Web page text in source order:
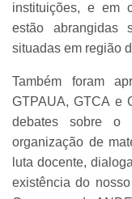
instituições, e em
estão abrangidas
situadas em região
Também foram
GTPAUA, GTCA e
debates sobre o
organização de
luta docente,
existência do